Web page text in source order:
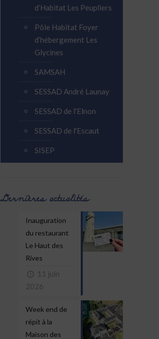
d’Habitat Les Peupliers
Pôle Habitat Foyer
d’hébergement Les
Glycines
SAMSAH
SESSAD André Launay
SESSAD de l'Elnon
SESSAD de l'Escaut
SISEP
Dernières actualités
Inauguration
du restaurant
Le Haut des
Rives
11 juin
2026
Week end de
répit à la
Maison des